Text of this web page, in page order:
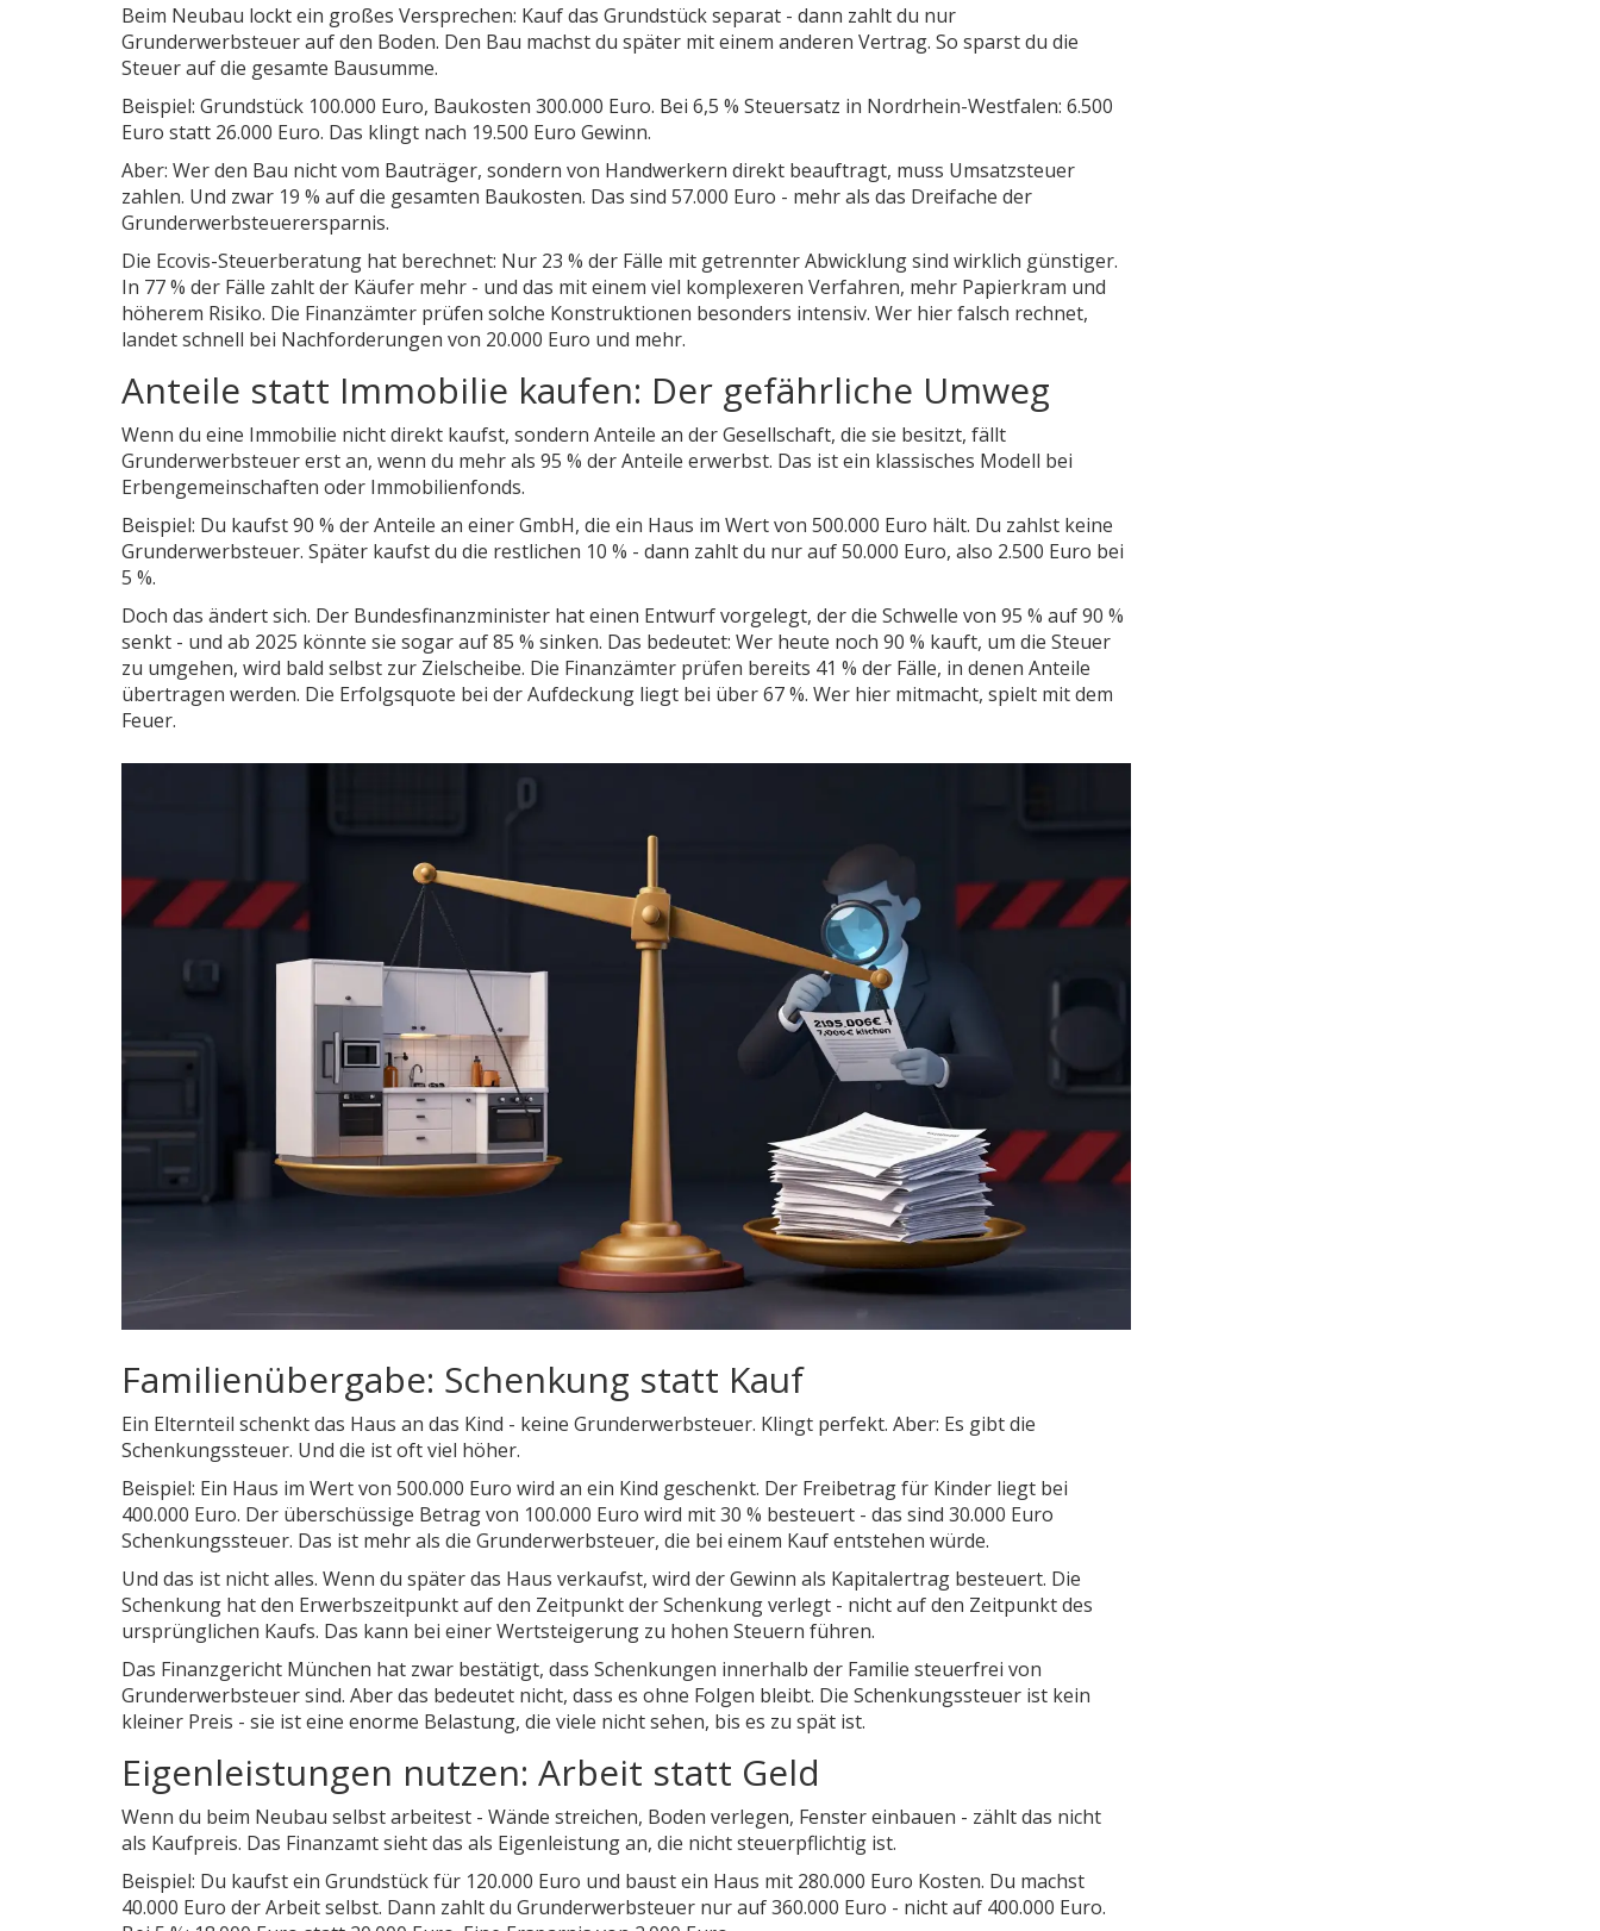
Beim Neubau lockt ein großes Versprechen: Kauf das Grundstück separat - dann zahlt du nur
Grunderwerbsteuer auf den Boden. Den Bau machst du später mit einem anderen Vertrag. So sparst du die
Steuer auf die gesamte Bausumme.
Beispiel: Grundstück 100.000 Euro, Baukosten 300.000 Euro. Bei 6,5 % Steuersatz in Nordrhein-Westfalen: 6.500
Euro statt 26.000 Euro. Das klingt nach 19.500 Euro Gewinn.
Aber: Wer den Bau nicht vom Bauträger, sondern von Handwerkern direkt beauftragt, muss Umsatzsteuer
zahlen. Und zwar 19 % auf die gesamten Baukosten. Das sind 57.000 Euro - mehr als das Dreifache der
Grunderwerbsteuerersparnis.
Die Ecovis-Steuerberatung hat berechnet: Nur 23 % der Fälle mit getrennter Abwicklung sind wirklich günstiger.
In 77 % der Fälle zahlt der Käufer mehr - und das mit einem viel komplexeren Verfahren, mehr Papierkram und
höherem Risiko. Die Finanzämter prüfen solche Konstruktionen besonders intensiv. Wer hier falsch rechnet,
landet schnell bei Nachforderungen von 20.000 Euro und mehr.
Anteile statt Immobilie kaufen: Der gefährliche Umweg
Wenn du eine Immobilie nicht direkt kaufst, sondern Anteile an der Gesellschaft, die sie besitzt, fällt
Grunderwerbsteuer erst an, wenn du mehr als 95 % der Anteile erwerbst. Das ist ein klassisches Modell bei
Erbengemeinschaften oder Immobilienfonds.
Beispiel: Du kaufst 90 % der Anteile an einer GmbH, die ein Haus im Wert von 500.000 Euro hält. Du zahlst keine
Grunderwerbsteuer. Später kaufst du die restlichen 10 % - dann zahlt du nur auf 50.000 Euro, also 2.500 Euro bei
5 %.
Doch das ändert sich. Der Bundesfinanzminister hat einen Entwurf vorgelegt, der die Schwelle von 95 % auf 90 %
senkt - und ab 2025 könnte sie sogar auf 85 % sinken. Das bedeutet: Wer heute noch 90 % kauft, um die Steuer
zu umgehen, wird bald selbst zur Zielscheibe. Die Finanzämter prüfen bereits 41 % der Fälle, in denen Anteile
übertragen werden. Die Erfolgsquote bei der Aufdeckung liegt bei über 67 %. Wer hier mitmacht, spielt mit dem
Feuer.
Familienübergabe: Schenkung statt Kauf
Ein Elternteil schenkt das Haus an das Kind - keine Grunderwerbsteuer. Klingt perfekt. Aber: Es gibt die
Schenkungssteuer. Und die ist oft viel höher.
Beispiel: Ein Haus im Wert von 500.000 Euro wird an ein Kind geschenkt. Der Freibetrag für Kinder liegt bei
400.000 Euro. Der überschüssige Betrag von 100.000 Euro wird mit 30 % besteuert - das sind 30.000 Euro
Schenkungssteuer. Das ist mehr als die Grunderwerbsteuer, die bei einem Kauf entstehen würde.
Und das ist nicht alles. Wenn du später das Haus verkaufst, wird der Gewinn als Kapitalertrag besteuert. Die
Schenkung hat den Erwerbszeitpunkt auf den Zeitpunkt der Schenkung verlegt - nicht auf den Zeitpunkt des
ursprünglichen Kaufs. Das kann bei einer Wertsteigerung zu hohen Steuern führen.
Das Finanzgericht München hat zwar bestätigt, dass Schenkungen innerhalb der Familie steuerfrei von
Grunderwerbsteuer sind. Aber das bedeutet nicht, dass es ohne Folgen bleibt. Die Schenkungssteuer ist kein
kleiner Preis - sie ist eine enorme Belastung, die viele nicht sehen, bis es zu spät ist.
Eigenleistungen nutzen: Arbeit statt Geld
Wenn du beim Neubau selbst arbeitest - Wände streichen, Boden verlegen, Fenster einbauen - zählt das nicht
als Kaufpreis. Das Finanzamt sieht das als Eigenleistung an, die nicht steuerpflichtig ist.
Beispiel: Du kaufst ein Grundstück für 120.000 Euro und baust ein Haus mit 280.000 Euro Kosten. Du machst
40.000 Euro der Arbeit selbst. Dann zahlt du Grunderwerbsteuer nur auf 360.000 Euro - nicht auf 400.000 Euro.